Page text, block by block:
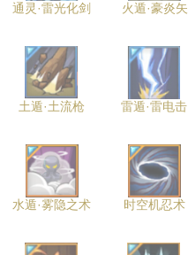
通灵·雷光化剑 火遁·豪炎矢
土遁·土流枪 雷遁·雷电击
水遁·雾隐之术 时空机忍术